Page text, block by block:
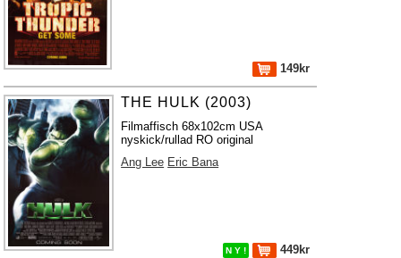
149kr
THE HULK (2003)
Filmaffisch 68x102cm USA
nyskick/rullad RO original
Ang Lee Eric Bana
N Y ! 449kr